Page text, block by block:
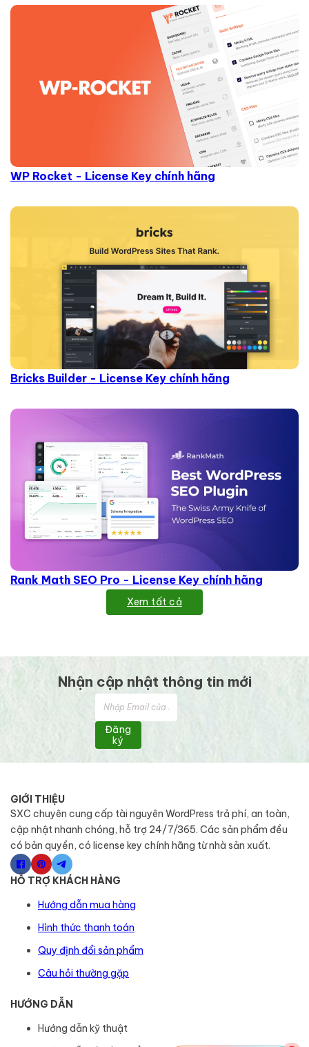
WP Rocket - License Key chính hãng
Bricks Builder - License Key chính hãng
Rank Math SEO Pro - License Key chính hãng
Xem tất cả
Nhận cập nhật thông tin mới
Đăng
ký
GIỚI THIỆU
SXC chuyên cung cấp tài nguyên WordPress trả phí, an toàn,
cập nhật nhanh chóng, hỗ trợ 24/7/365. Các sản phẩm đều
có bản quyền, có license key chính hãng từ nhà sản xuất.
HỖ TRỢ KHÁCH HÀNG
Hướng dẫn mua hàng
Hình thức thanh toán
Quy định đổi sản phẩm
Câu hỏi thường gặp
HƯỚNG DẪN
Hướng dẫn kỹ thuật